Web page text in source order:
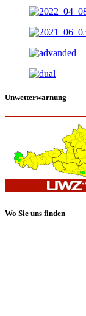
Unwetterwarnung
Wo Sie uns finden